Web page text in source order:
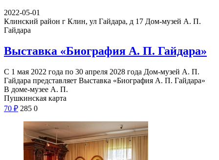
2022-05-01
Клинский район г Клин, ул Гайдара, д 17 Дом-музей А. П.
Гайдара
Выставка «Биография А. П. Гайдара»
С 1 мая 2022 года по 30 апреля 2028 года Дом-музей А. П.
Гайдара представляет Выставка «Биография А. П. Гайдара»
В доме-музее А. П.
Пушкинская карта
70 ₽ 285 0